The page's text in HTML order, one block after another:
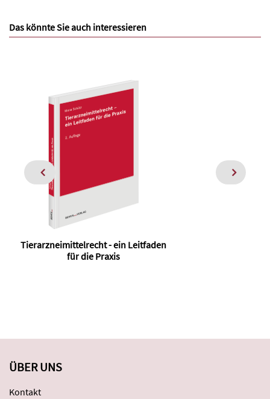
Das könnte Sie auch interessieren
Tierarzneimittelrecht - ein Leitfaden
für die Praxis
ÜBER UNS
Kontakt